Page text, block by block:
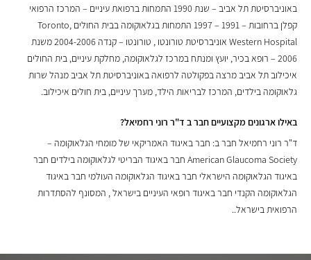
באוניברסיטת תל אביב – שנת 1990 התמחות ברפואת עיניים – המרכז הרפואי
קפלן ברחובות – 1991 – 1997 התמחות בגלאוקומה בבית החולים ,Toronto
Western Hospital אוניברסיטת טורונטו , טורונטו – קנדה 2004-2006 משנת
2006 – רופא בכיר, יועץ ומנתח במרכז לגלאוקומה, מחלקת עיניים, בית החולים
איכילוב תל אביב מרצה בפקולטה לרפואה באוניברסיטת תל אביב מנהל שרות
גלאוקומה בילדים, המרכז לבריאות הילד, מערך עיניים, בית חולים איכילוב.
באילו ארגונים מקצועיים חבר ב ד"ר רוני רחמיאל?
ד"ר רוני רחמיאל חבר ב: חבר באיגוד האמריקאי של מומחי הגלאוקומה –
American Glaucoma Society חבר באיגוד הבריטי לגלאוקומה בילדים חבר
באיגוד הגלאוקומה הישראלי חבר באיגוד הגלאוקומה העולמי חבר באיגוד
הגלאוקומה הקנדי חבר באיגוד רופאי העיניים בישראל , המסונף להסתדרות
הרפואית בישראל..